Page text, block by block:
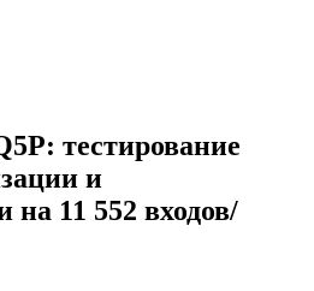
тестирование
и
на 11 552 входов/